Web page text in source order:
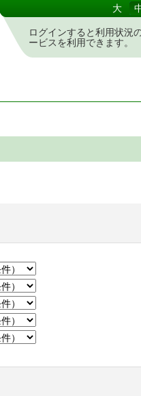
大
ログインすると利用状況
ービスを利用できます。